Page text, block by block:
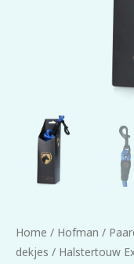
Home / Hofman /
dekjes / Halstertouw